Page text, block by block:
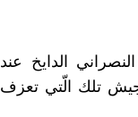
الدايخ عند
تلك الّتي تعزف